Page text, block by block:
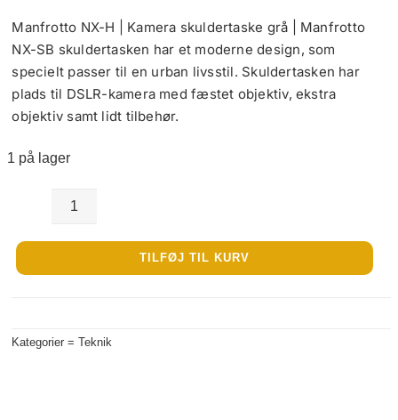
Manfrotto NX-H | Kamera skuldertaske grå | Manfrotto
NX-SB skuldertasken har et moderne design, som
specielt passer til en urban livsstil. Skuldertasken har
plads til DSLR-kamera med fæstet objektiv, ekstra
objektiv samt lidt tilbehør.
1 på lager
NX-
skuldertaske
TILFØJ TIL KURV
Kategorier =Teknik